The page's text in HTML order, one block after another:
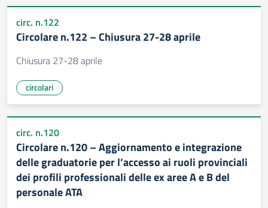
circ. n.122
Circolare n.122 – Chiusura 27-28 aprile
Chiusura 27-28 aprile
circolari
circ. n.120
Circolare n.120 – Aggiornamento e integrazione
delle graduatorie per l’accesso ai ruoli provinciali
dei profili professionali delle ex aree A e B del
personale ATA